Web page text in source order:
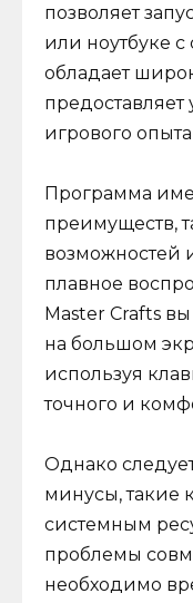
позволяет
или ноутбуке
обладает
предоставляет
игрового
Программа
преимуществ,
возможностей
плавное
Master Crafts
на большом
используя
точного и
Однако
минусы, такие
системным
проблемы
необходимо